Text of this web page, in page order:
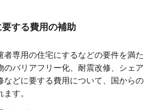
する費用の補助
者専用の住宅にするなどの要件を満た
のバリアフリー化、耐震改修、シェア
などに要する費用について、国からの
す。